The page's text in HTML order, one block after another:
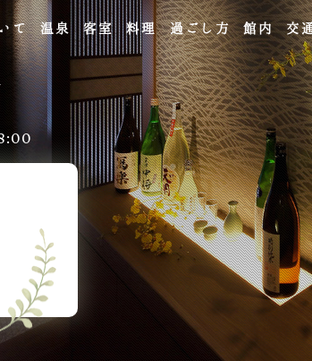
て 温泉 客室 料理 過ごし方 館内 交
ス
な日
よくあるご質問
お問い合わせ
ご宿泊予約
予約確認・変更・キャンセル
キャンセルポリシー
宿泊約款
オンラインショップ
吉川屋×温泉むすめ